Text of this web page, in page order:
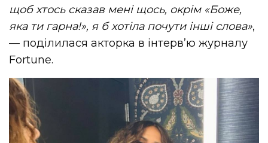
щоб хтось сказав мені щось, окрім «Боже,
яка ти гарна!», я б хотіла почути інші слова»,
— поділилася акторка в інтерв’ю журналу
Fortune.